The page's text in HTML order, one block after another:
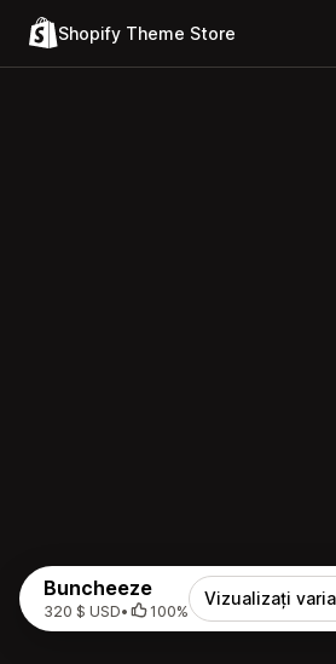
Shopify Theme Store
Buncheeze
320 $ USD• 100%
Vizualizați